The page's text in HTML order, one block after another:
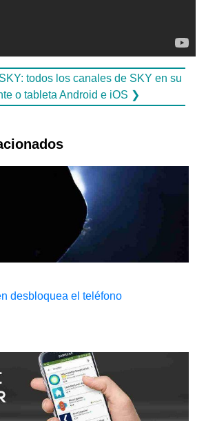
todos los canales de SKY en su
o tableta Android e iOS ❯
desbloquea el teléfono